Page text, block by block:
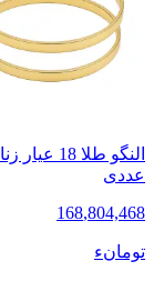
عددی
168,804,468
تومانء